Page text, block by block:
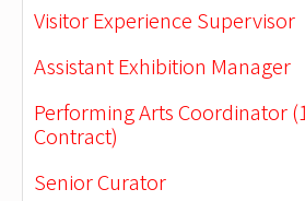
Visitor Experience Supervisor
Assistant Exhibition Manager
Performing Arts Coordinator
Contract)
Senior Curator